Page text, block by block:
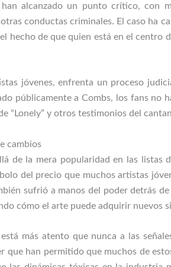
han alcanzado un punto crítico, con
conductas criminales. El caso ha
hecho de que quien está en el centro
jóvenes, enfrenta un proceso
públicamente a Combs, los fans no
“Lonely” y otros testimonios del
cambios
de la mera popularidad en las
del precio que muchos artistas
sufrió a manos del poder detrás
cómo el arte puede adquirir nuevos
más atento que nunca a las
que han permitido que muchos de